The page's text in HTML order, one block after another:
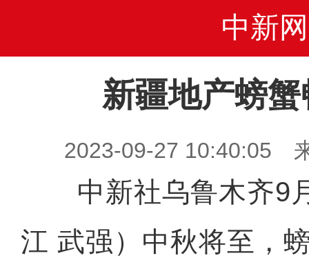
中新网
新疆地产螃
2023-09-27 10:40:05
中新社乌鲁木齐9
江 武强）中秋将至，